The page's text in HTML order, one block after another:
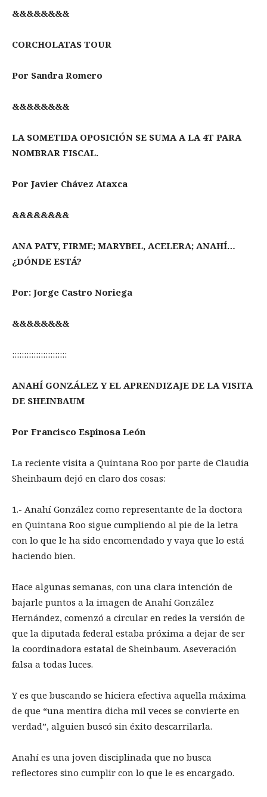
&&&&&&&&
CORCHOLATAS TOUR
Por Sandra Romero
&&&&&&&&
LA SOMETIDA OPOSICIÓN SE SUMA A LA 4T PARA
NOMBRAR FISCAL.
Por Javier Chávez Ataxca
&&&&&&&&
ANA PATY, FIRME; MARYBEL, ACELERA; ANAHÍ…
¿DÓNDE ESTÁ?
Por: Jorge Castro Noriega
&&&&&&&&
:::::::::::::::::::::::
ANAHÍ GONZÁLEZ Y EL APRENDIZAJE DE LA VISITA
DE SHEINBAUM
Por Francisco Espinosa León
La reciente visita a Quintana Roo por parte de Claudia
Sheinbaum dejó en claro dos cosas:
1.- Anahí González como representante de la doctora
en Quintana Roo sigue cumpliendo al pie de la letra
con lo que le ha sido encomendado y vaya que lo está
haciendo bien.
Hace algunas semanas, con una clara intención de
bajarle puntos a la imagen de Anahí González
Hernández, comenzó a circular en redes la versión de
que la diputada federal estaba próxima a dejar de ser
la coordinadora estatal de Sheinbaum. Aseveración
falsa a todas luces.
Y es que buscando se hiciera efectiva aquella máxima
de que “una mentira dicha mil veces se convierte en
verdad”, alguien buscó sin éxito descarrilarla.
Anahí es una joven disciplinada que no busca
reflectores sino cumplir con lo que le es encargado.